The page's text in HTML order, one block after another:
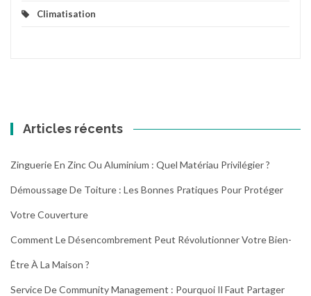
Climatisation
Articles récents
Zinguerie En Zinc Ou Aluminium : Quel Matériau Privilégier ?
Démoussage De Toiture : Les Bonnes Pratiques Pour Protéger
Votre Couverture
Comment Le Désencombrement Peut Révolutionner Votre Bien-
Être À La Maison ?
Service De Community Management : Pourquoi Il Faut Partager